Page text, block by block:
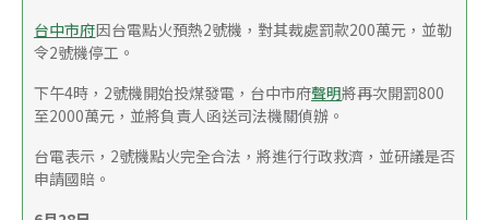
台中市府因台電點火預熱2號機，對其裁處罰款200萬元，並勒
令2號機停工。
下午4時，2號機開始投煤發電，台中市府聲明將再次開罰800
至2000萬元，並將負責人函送司法機關偵辦。
台電表示，2號機點火完全合法，將進行行政救濟，並研議是否
申請國賠。